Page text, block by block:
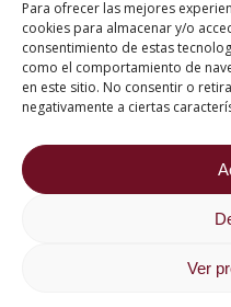
Para ofrecer las mejores
cookies para almacenar y/o
consentimiento de estas
como el comportamiento de
en este sitio. No consentir o
negativamente a ciertas
Ver
puntuación para
9.2/10
basado en1332
Valoraciones soportado
eKomi
2026 ® Estudios
Aviso Legal